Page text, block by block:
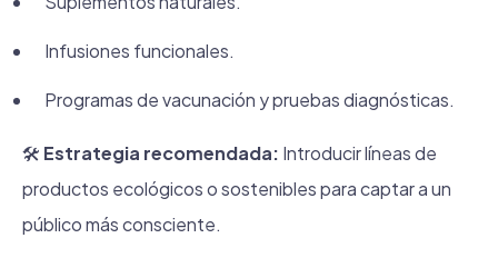
Infusiones funcionales.
Programas de vacunación y pruebas diagnósticas.
🛠 Estrategia recomendada: Introducir líneas de
productos ecológicos o sostenibles para captar a un
público más consciente.